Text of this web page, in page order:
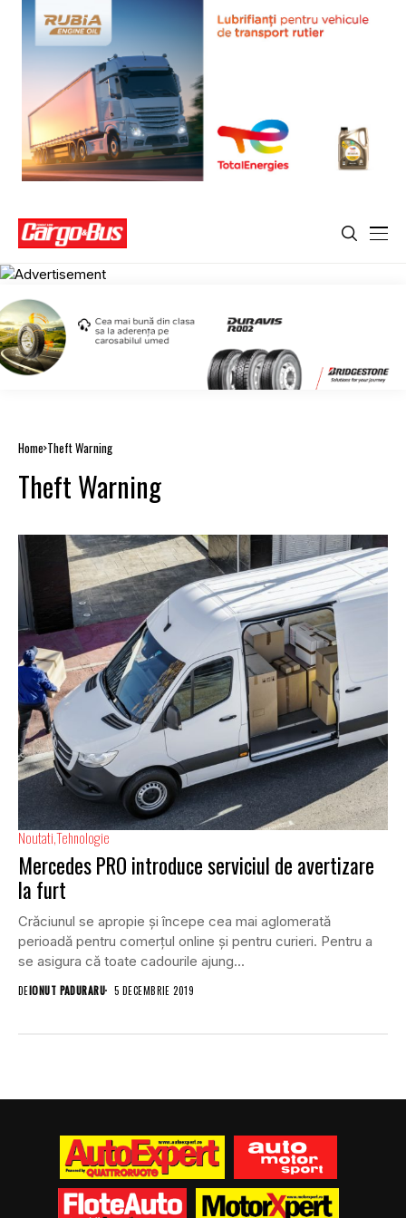
Home Theft Warning
Theft Warning
NoutatiTehnologie
Mercedes PRO introduce serviciul de avertizare
la furt
Crăciunul se apropie și începe cea mai aglomerată
perioadă pentru comerțul online și pentru curieri. Pentru a
se asigura că toate cadourile ajung...
DEIONUT PADURARU 5 DECEMBRIE 2019